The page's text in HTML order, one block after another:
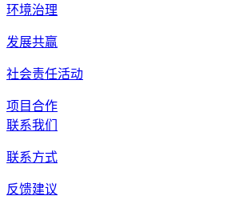
环境治理
发展共赢
社会责任活动
项目合作
联系我们
联系方式
反馈建议